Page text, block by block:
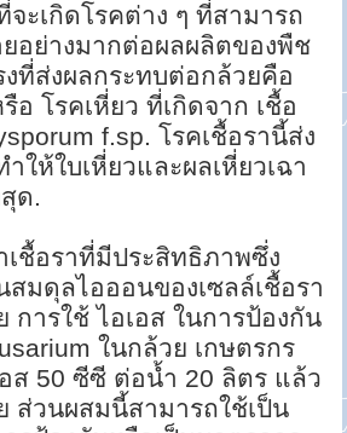
ะเกิดโรคต่าง ๆ ที่สามารถ
ยอย่างมากต่อผลผลิตของพืช
งที่ส่งผลกระทบต่อกล้วยคือ
อ โรคเหี่ยว ที่เกิดจาก เชื้อ
f.sp. โรคเชื้อรานี้ส่ง
ให้ใบเหี่ยวและผลเหี่ยวเฉา
ด.
เชื้อราที่มีประสิทธิภาพซึ่ง
มดุลไอออนของเซลล์เชื้อรา
การใช้ ไอเอส ในการป้องกัน
ในกล้วย เกษตรกร
ส 50 ซีซี ต่อน้ำ 20 ลิตร แล้ว
ส่วนผสมนี้สามารถใช้เป็น